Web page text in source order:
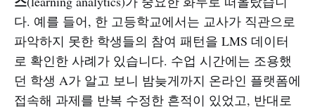
다. 예를 들어, 한 고등학교에서는 교사가 직관으로
파악하지 못한 학생들의 참여 패턴을 LMS 데이터
로 확인한 사례가 있습니다. 수업 시간에는 조용했
던 학생 A가 알고 보니 밤늦게까지 온라인 플랫폼에
접속해 과제를 반복 수정한 흔적이 있었고, 반대로